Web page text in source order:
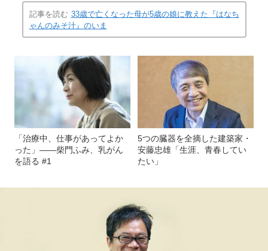
記事を読む 33歳で亡くなった母が5歳の娘に教えた『はなち
ゃんのみそ汁』のいま
「治療中、仕事があってよか
った」——柴門ふみ、乳がん
を語る #1
5つの臓器を全摘した建築家・
安藤忠雄「生涯、青春してい
たい」